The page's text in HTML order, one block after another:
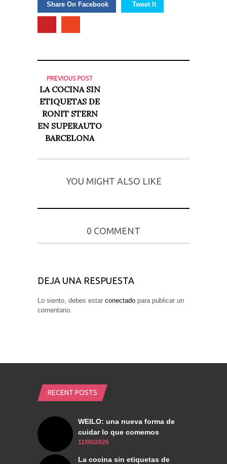
Share On Facebook Tweet It
PREVIOUS POST
LA COCINA SIN
ETIQUETAS DE
RONIT STERN
EN SUPERAUTO
BARCELONA
YOU MIGHT ALSO LIKE
0 COMMENT
DEJA UNA RESPUESTA
Lo siento, debes estar conectado para publicar un
comentario.
RECENT POSTS
WEILO: una nueva forma de
cuidar lo que comemos
11/06/2026
La cocina sin etiquetas de